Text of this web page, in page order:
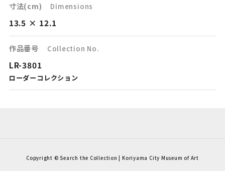
寸法(cm) Dimensions
13.5 × 12.1
作品番号 Collection No.
LR-3801
ローダーコレクション
Copyright © Search the Collection | Koriyama City Museum of Art